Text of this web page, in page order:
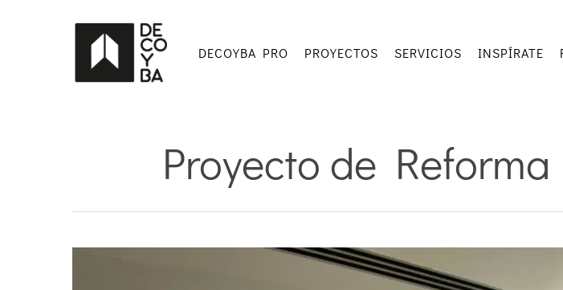
DECOYBA PRO PROYECTOS SERVICIOS INSPÍRATE
Proyecto de